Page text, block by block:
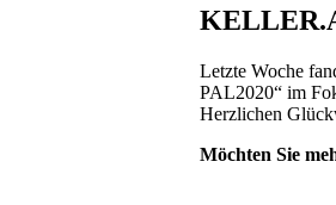
Letzte Woche
PAL2020“ im
Herzlichen
Möchten Sie